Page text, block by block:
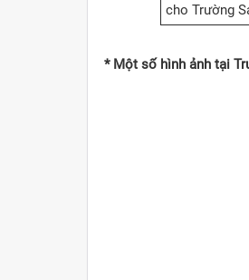
cho Trường
* Một số hình ảnh tại